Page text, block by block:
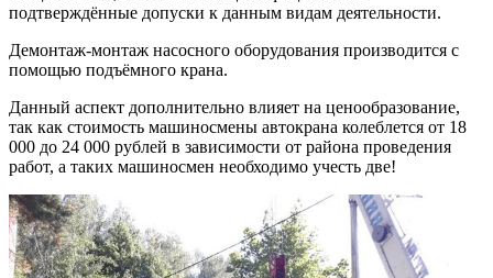
подтверждённые допуски к данным видам деятельности.
Демонтаж-монтаж насосного оборудования производится с
помощью подъёмного крана.
Данный аспект дополнительно влияет на ценообразование,
так как стоимость машиносмены автокрана колеблется от 18
000 до 24 000 рублей в зависимости от района проведения
работ, а таких машиносмен необходимо учесть две!